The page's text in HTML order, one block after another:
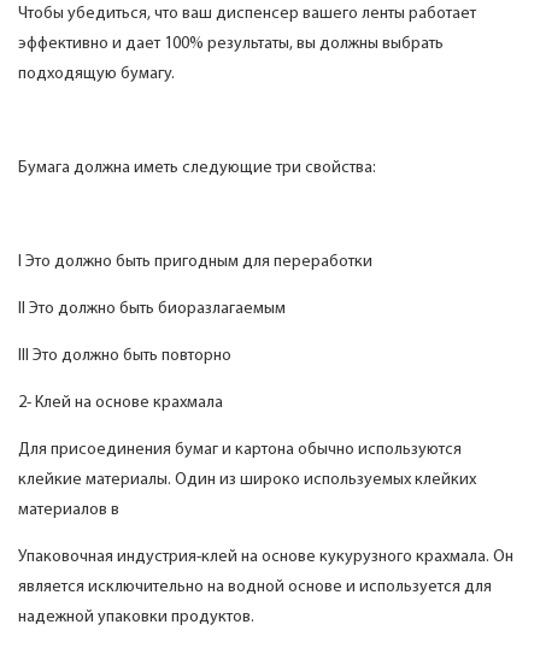
Чтобы убедиться, что ваш диспенсер вашего ленты работает
эффективно и дает 100% результаты, вы должны выбрать
подходящую бумагу.
Бумага должна иметь следующие три свойства:
I Это должно быть пригодным для переработки
II Это должно быть биоразлагаемым
III Это должно быть повторно
2- Клей на основе крахмала
Для присоединения бумаг и картона обычно используются
клейкие материалы. Один из широко используемых клейких
материалов в
Упаковочная индустрия-клей на основе кукурузного крахмала. Он
является исключительно на водной основе и используется для
надежной упаковки продуктов.